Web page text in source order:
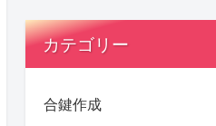
カテゴリー
合鍵作成